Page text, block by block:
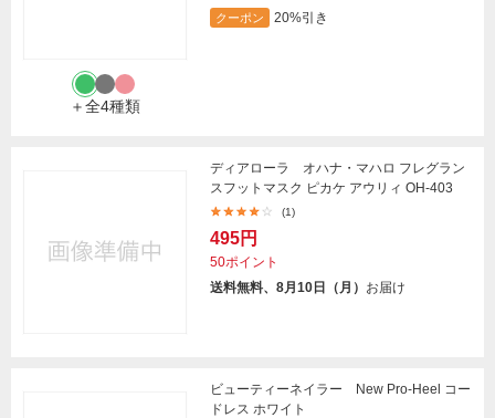
＋全4種類
クーポン 20%引き
ディアローラ オハナ・マハロ フレグラン
スフットマスク ピカケ アウリィ OH-403
(1)
495円
50ポイント
送料無料、8月10日（月） お届け
ビューティーネイラー New Pro-Heel コー
ドレス ホワイト